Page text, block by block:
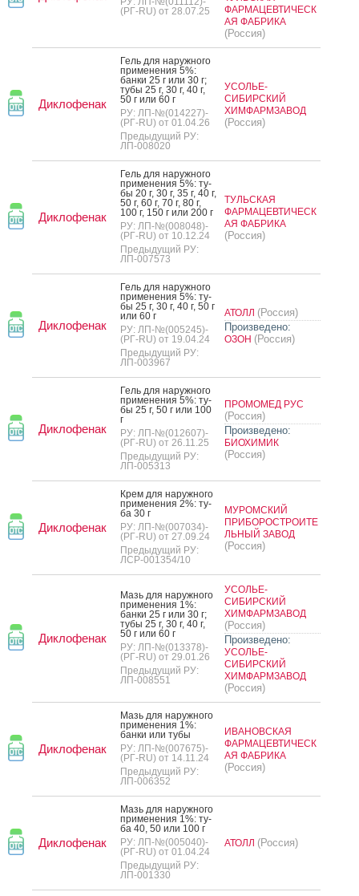
(РГ-RU) от 28.07.25
ФАРМАЦЕВТИЧЕСК
АЯ ФАБРИКА
(Россия)
Диклофенак
Гель для на­руж­но­го
при­мене­ния 5%:
бан­ки 25 г или 30 г;
ту­бы 25 г, 30 г, 40 г,
50 г или 60 г
РУ: ЛП-№(014227)-
(РГ-RU) от 01.04.26
Предыдущий РУ:
ЛП-008020
УСОЛЬЕ-
СИБИРСКИЙ
ХИМФАРМЗАВОД
(Россия)
Диклофенак
Гель для на­руж­но­го
при­мене­ния 5%: ту­
бы 20 г, 30 г, 35 г, 40 г,
50 г, 60 г, 70 г, 80 г,
100 г, 150 г или 200 г
РУ: ЛП-№(008048)-
(РГ-RU) от 10.12.24
Предыдущий РУ:
ЛП-007573
ТУЛЬСКАЯ
ФАРМАЦЕВТИЧЕСК
АЯ ФАБРИКА
(Россия)
Диклофенак
Гель для на­руж­но­го
при­мене­ния 5%: ту­
бы 25 г, 30 г, 40 г, 50 г
или 60 г
РУ: ЛП-№(005245)-
(РГ-RU) от 19.04.24
Предыдущий РУ:
ЛП-003967
АТОЛЛ (Россия)
Произведено:
ОЗОН (Россия)
Диклофенак
Гель для на­руж­но­го
при­мене­ния 5%: ту­
бы 25 г, 50 г или 100
г
РУ: ЛП-№(012607)-
(РГ-RU) от 26.11.25
Предыдущий РУ:
ЛП-005313
ПРОМОМЕД РУС
(Россия)
Произведено:
БИОХИМИК
(Россия)
Диклофенак
Крем для на­руж­но­го
при­мене­ния 2%: ту­
ба 30 г
РУ: ЛП-№(007034)-
(РГ-RU) от 27.09.24
Предыдущий РУ:
ЛСР-001354/10
МУРОМСКИЙ
ПРИБОРОСТРОИТЕ
ЛЬНЫЙ ЗАВОД
(Россия)
Диклофенак
Мазь для на­руж­но­го
при­мене­ния 1%:
бан­ки 25 г или 30 г;
ту­бы 25 г, 30 г, 40 г,
50 г или 60 г
РУ: ЛП-№(013378)-
(РГ-RU) от 29.01.26
Предыдущий РУ:
ЛП-008551
УСОЛЬЕ-
СИБИРСКИЙ
ХИМФАРМЗАВОД
(Россия)
Произведено:
УСОЛЬЕ-
СИБИРСКИЙ
ХИМФАРМЗАВОД
(Россия)
Диклофенак
Мазь для на­руж­но­го
при­мене­ния 1%:
бан­ки или ту­бы
РУ: ЛП-№(007675)-
(РГ-RU) от 14.11.24
Предыдущий РУ:
ЛП-006352
ИВАНОВСКАЯ
ФАРМАЦЕВТИЧЕСК
АЯ ФАБРИКА
(Россия)
Диклофенак
Мазь для на­руж­но­го
при­мене­ния 1%: ту­
ба 40, 50 или 100 г
РУ: ЛП-№(005040)-
(РГ-RU) от 01.04.24
Предыдущий РУ:
ЛП-001330
АТОЛЛ (Россия)